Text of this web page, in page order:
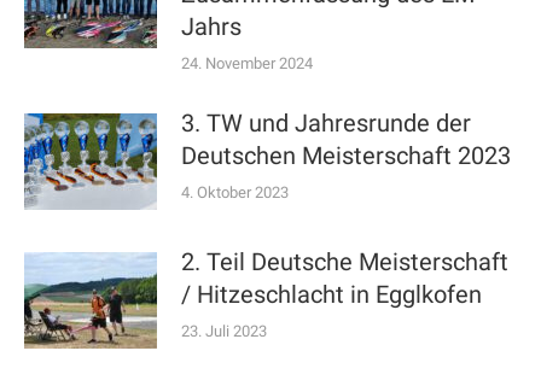
Jahrs
24. November 2024
3. TW und Jahresrunde der
Deutschen Meisterschaft 2023
4. Oktober 2023
2. Teil Deutsche Meisterschaft
/ Hitzeschlacht in Egglkofen
23. Juli 2023